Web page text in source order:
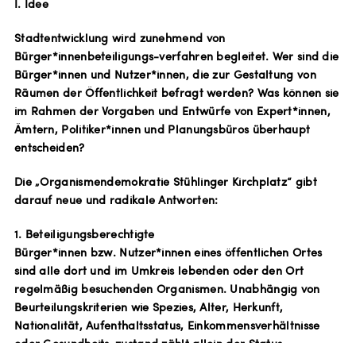
I. Idee
Stadtentwicklung wird zunehmend von
Bürger*innenbeteiligungs-verfahren begleitet. Wer sind die
Bürger*innen und Nutzer*innen, die zur Gestaltung von
Räumen der Öffentlichkeit befragt werden? Was können sie
im Rahmen der Vorgaben und Entwürfe von Expert*innen,
Ämtern, Politiker*innen und Planungsbüros überhaupt
entscheiden?
Die „Organismendemokratie Stühlinger Kirchplatz“ gibt
darauf neue und radikale Antworten:
1. Beteiligungsberechtigte
Bürger*innen bzw. Nutzer*innen eines öffentlichen Ortes
sind alle dort und im Umkreis lebenden oder den Ort
regelmäßig besuchenden Organismen. Unabhängig von
Beurteilungskriterien wie Spezies, Alter, Herkunft,
Nationalität, Aufenthaltsstatus, Einkommensverhältnisse